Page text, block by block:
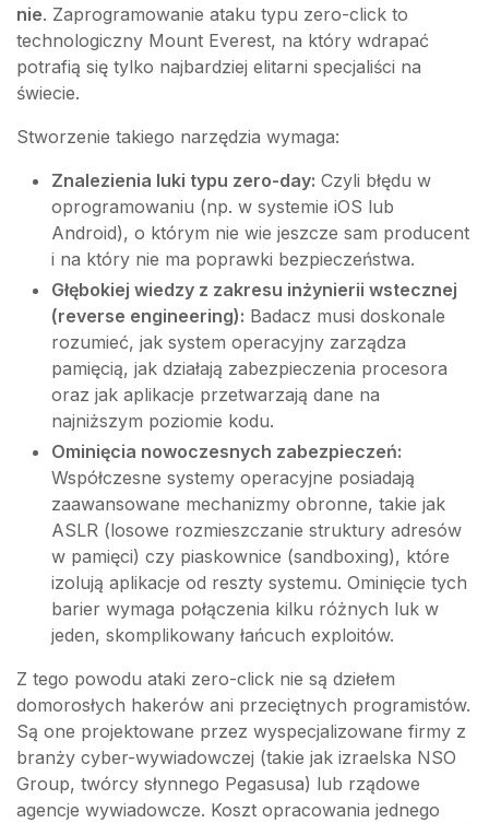
nie. Zaprogramowanie ataku typu zero-click to
technologiczny Mount Everest, na który wdrapać
potrafią się tylko najbardziej elitarni specjaliści na
świecie.
Stworzenie takiego narzędzia wymaga:
Znalezienia luki typu zero-day: Czyli błędu w
oprogramowaniu (np. w systemie iOS lub
Android), o którym nie wie jeszcze sam producent
i na który nie ma poprawki bezpieczeństwa.
Głębokiej wiedzy z zakresu inżynierii wstecznej
(reverse engineering): Badacz musi doskonale
rozumieć, jak system operacyjny zarządza
pamięcią, jak działają zabezpieczenia procesora
oraz jak aplikacje przetwarzają dane na
najniższym poziomie kodu.
Ominięcia nowoczesnych zabezpieczeń:
Współczesne systemy operacyjne posiadają
zaawansowane mechanizmy obronne, takie jak
ASLR (losowe rozmieszczanie struktury adresów
w pamięci) czy piaskownice (sandboxing), które
izolują aplikacje od reszty systemu. Ominięcie tych
barier wymaga połączenia kilku różnych luk w
jeden, skomplikowany łańcuch exploitów.
Z tego powodu ataki zero-click nie są dziełem
domorosłych hakerów ani przeciętnych programistów.
Są one projektowane przez wyspecjalizowane firmy z
branży cyber-wywiadowczej (takie jak izraelska NSO
Group, twórcy słynnego Pegasusa) lub rządowe
agencje wywiadowcze. Koszt opracowania jednego